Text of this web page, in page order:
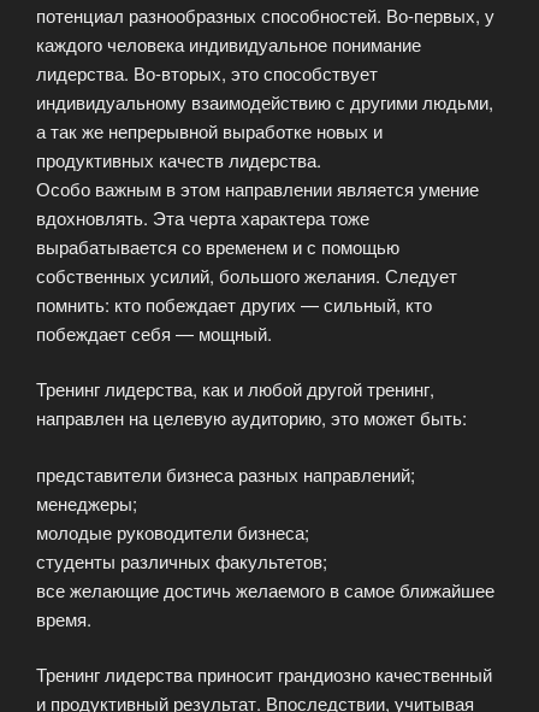
потенциал разнообразных способностей. Во-первых, у
каждого человека индивидуальное понимание
лидерства. Во-вторых, это способствует
индивидуальному взаимодействию с другими людьми,
а так же непрерывной выработке новых и
продуктивных качеств лидерства.
Особо важным в этом направлении является умение
вдохновлять. Эта черта характера тоже
вырабатывается со временем и с помощью
собственных усилий, большого желания. Следует
помнить: кто побеждает других — сильный, кто
побеждает себя — мощный.
Тренинг лидерства, как и любой другой тренинг,
направлен на целевую аудиторию, это может быть:
представители бизнеса разных направлений;
менеджеры;
молодые руководители бизнеса;
студенты различных факультетов;
все желающие достичь желаемого в самое ближайшее
время.
Тренинг лидерства приносит грандиозно качественный
и продуктивный результат. Впоследствии, учитывая